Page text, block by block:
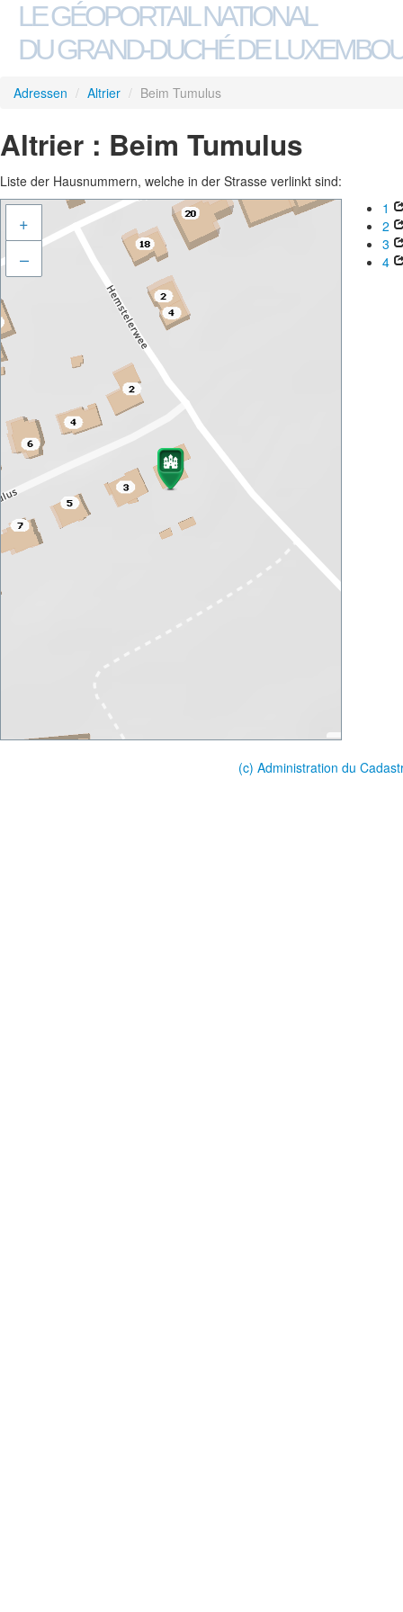
LE GÉOPORTAIL NATIONAL
DU GRAND-DUCHÉ DE
Adressen / Altrier / Beim Tumulus
Altrier : Beim Tumulus
Liste der Hausnummern, welche in der Strasse verlinkt sind:
+
–
1
2
3
4
(c) Administration du